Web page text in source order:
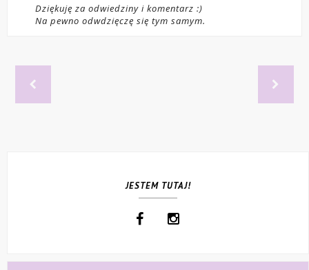
Dziękuję za odwiedziny i komentarz :)
Na pewno odwdzięczę się tym samym.
JESTEM TUTAJ!